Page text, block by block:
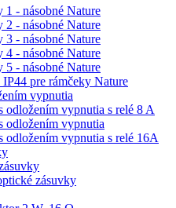
1 - násobné Nature
2 - násobné Nature
3 - násobné Nature
4 - násobné Nature
5 - násobné Nature
IP44 pre rámčeky Nature
vypnutia
odložením vypnutia s relé 8 A
odložením vypnutia
odložením vypnutia s relé 16A
zásuvky